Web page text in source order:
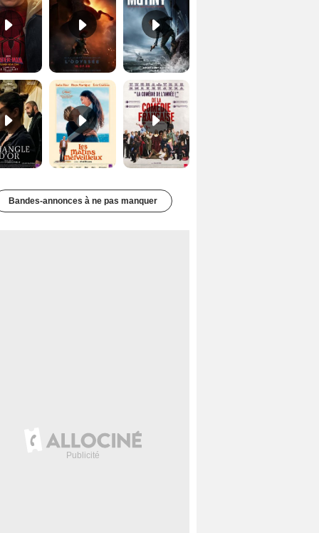
Les Matins merveilleux Bande-annonce VF De la Comédie-Française Teaser VF
Bandes-annonces à ne pas manquer